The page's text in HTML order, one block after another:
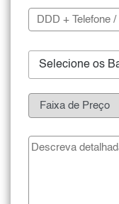
Selecione os